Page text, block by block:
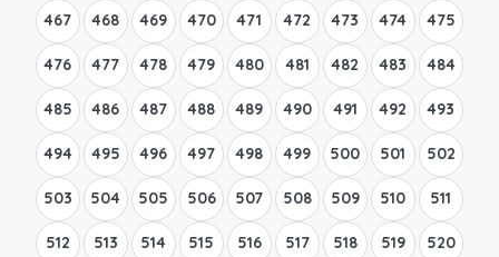
467 468 469 470 471 472 473 474 475
476 477 478 479 480 481 482 483 484
485 486 487 488 489 490 491 492 493
494 495 496 497 498 499 500 501 502
503 504 505 506 507 508 509 510 511
512 513 514 515 516 517 518 519 520